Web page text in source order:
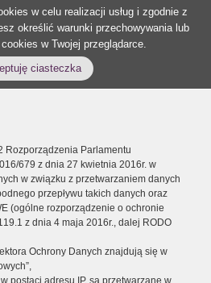
w celu realizacji usług i zgodnie z
określić warunki przechowywania lub
w Twojej przeglądarce.
ciasteczka
Rozporządzenia Parlamentu
679 z dnia 27 kwietnia 2016r. w
w związku z przetwarzaniem danych
przepływu takich danych oraz
(ogólne rozporządzenie o ochronie
z dnia 4 maja 2016r., dalej RODO
Ochrony Danych znajdują się w
postaci adresu IP, są przetwarzane w